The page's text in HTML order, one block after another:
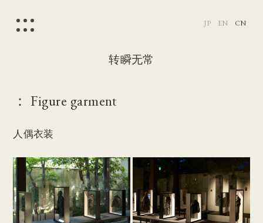
JP EN CN
转瞬无常
： Figure garment
人偶衣装